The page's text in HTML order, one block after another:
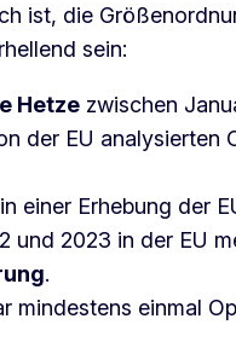
ist, die
sein:
Hetze zwischen
der EU analysierten
einer Erhebung der
und 2023 in der EU
.
mindestens einmal